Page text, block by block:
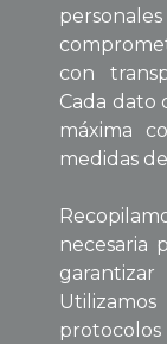
con
Cada dato
máxima
medidas
necesaria
garantizar